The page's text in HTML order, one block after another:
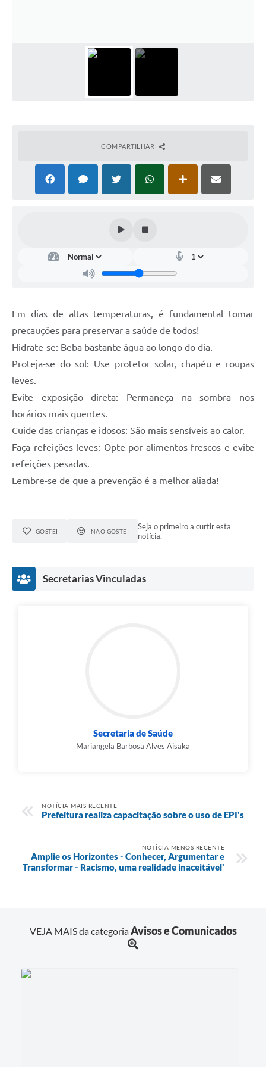
COMPARTILHAR
Em dias de altas temperaturas, é fundamental tomar
precauções para preservar a saúde de todos!
Hidrate-se: Beba bastante água ao longo do dia.
Proteja-se do sol: Use protetor solar, chapéu e roupas
leves.
Evite exposição direta: Permaneça na sombra nos
horários mais quentes.
Cuide das crianças e idosos: São mais sensíveis ao calor.
Faça refeições leves: Opte por alimentos frescos e evite
refeições pesadas.
Lembre-se de que a prevenção é a melhor aliada!
GOSTEI NÃO GOSTEI
Seja o primeiro a curtir esta
notícia.
Secretarias Vinculadas
Secretaria de Saúde
Mariangela Barbosa Alves Aisaka
NOTÍCIA MAIS RECENTE
Prefeitura realiza capacitação sobre o uso de EPI's
NOTÍCIA MENOS RECENTE
Amplie os Horizontes - Conhecer, Argumentar e
Transformar - Racismo, uma realidade inaceitável'
VEJA MAIS da categoriaAvisos e Comunicados